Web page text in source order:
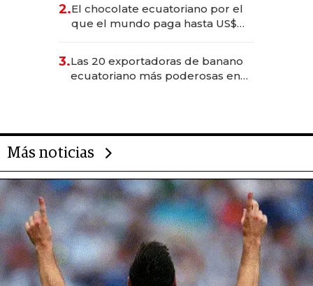
2.El chocolate ecuatoriano por el
que el mundo paga hasta US$
3.Las 20 exportadoras de banano
ecuatoriano más poderosas en
Más noticias